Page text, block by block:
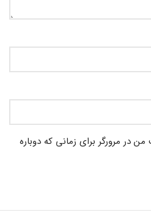
در مرورگر برای زمانی که دوباره